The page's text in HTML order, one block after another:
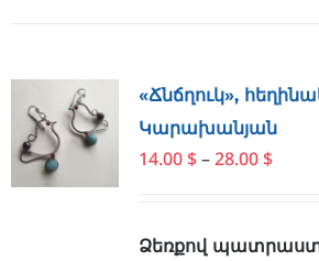
«Ճնճղուկ»,
Կարախանյան
14.00 $ – 28.00 $Price
Ձեռքով